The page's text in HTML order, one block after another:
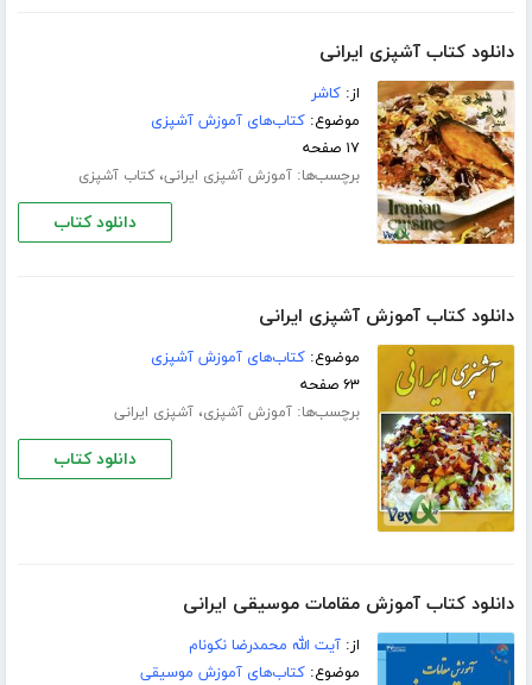
دانلود کتاب آشپزی ایرانی
از:کاشر
موضوع:کتاب‌های آموزش آشپزی
۱۷ صفحه
برچسب‌ها:آموزش آشپزی ایرانی،کتاب آشپزی
دانلود کتاب
دانلود کتاب آموزش آشپزی ایرانی
موضوع:کتاب‌های آموزش آشپزی
۶۳ صفحه
برچسب‌ها:آموزش آشپزی،آشپزی ایرانی
دانلود کتاب
دانلود کتاب آموزش مقامات موسیقی ایرانی
از:آیت الله محمدرضا نکونام
موضوع:کتاب‌های آموزش موسیقی